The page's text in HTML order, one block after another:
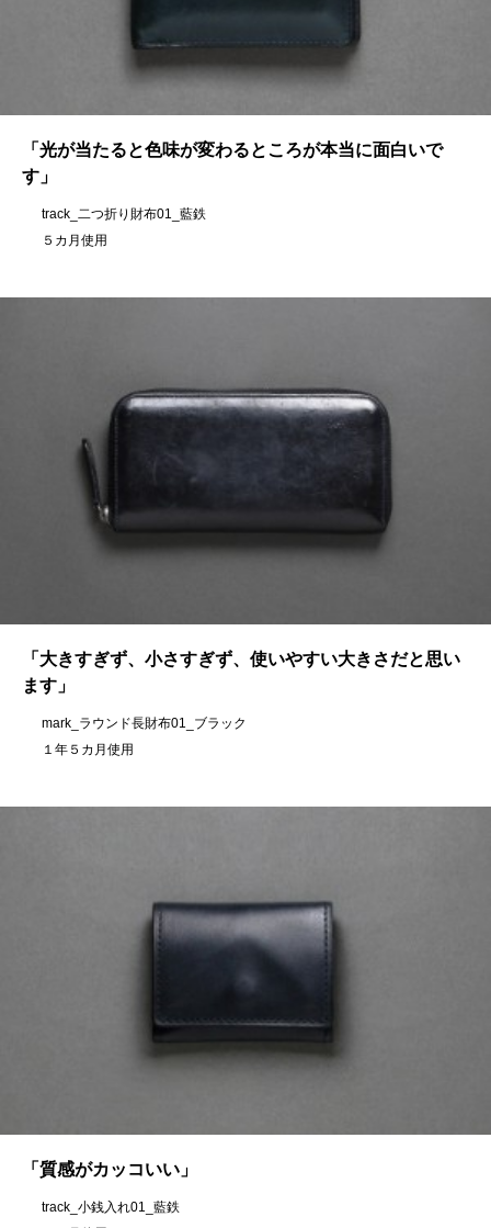
「光が当たると色味が変わるところが本当に面白いで
す」
track_二つ折り財布01_藍鉄
５カ月使用
「大きすぎず、小さすぎず、使いやすい大きさだと思い
ます」
mark_ラウンド長財布01_ブラック
１年５カ月使用
「質感がカッコいい」
track_小銭入れ01_藍鉄